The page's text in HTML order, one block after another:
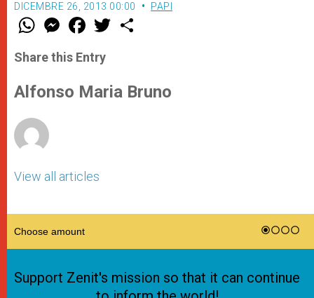
DICEMBRE 26, 2013 00:00 PAPI
W
t
s
p
p
M
e
s
e
g
e
F
a
e
b
o
k
w
r
Share this Entry
Alfonso Maria Bruno
View all articles